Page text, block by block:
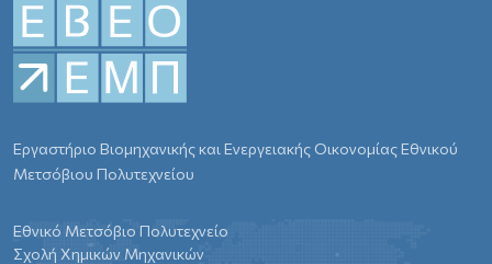
Εργαστήριο Βιομηχανικής και Ενεργειακής Οικονομίας Εθνικού
Μετσόβιου Πολυτεχνείου
Εθνικό Μετσόβιο Πολυτεχνείο
Σχολή Χημικών Μηχανικών